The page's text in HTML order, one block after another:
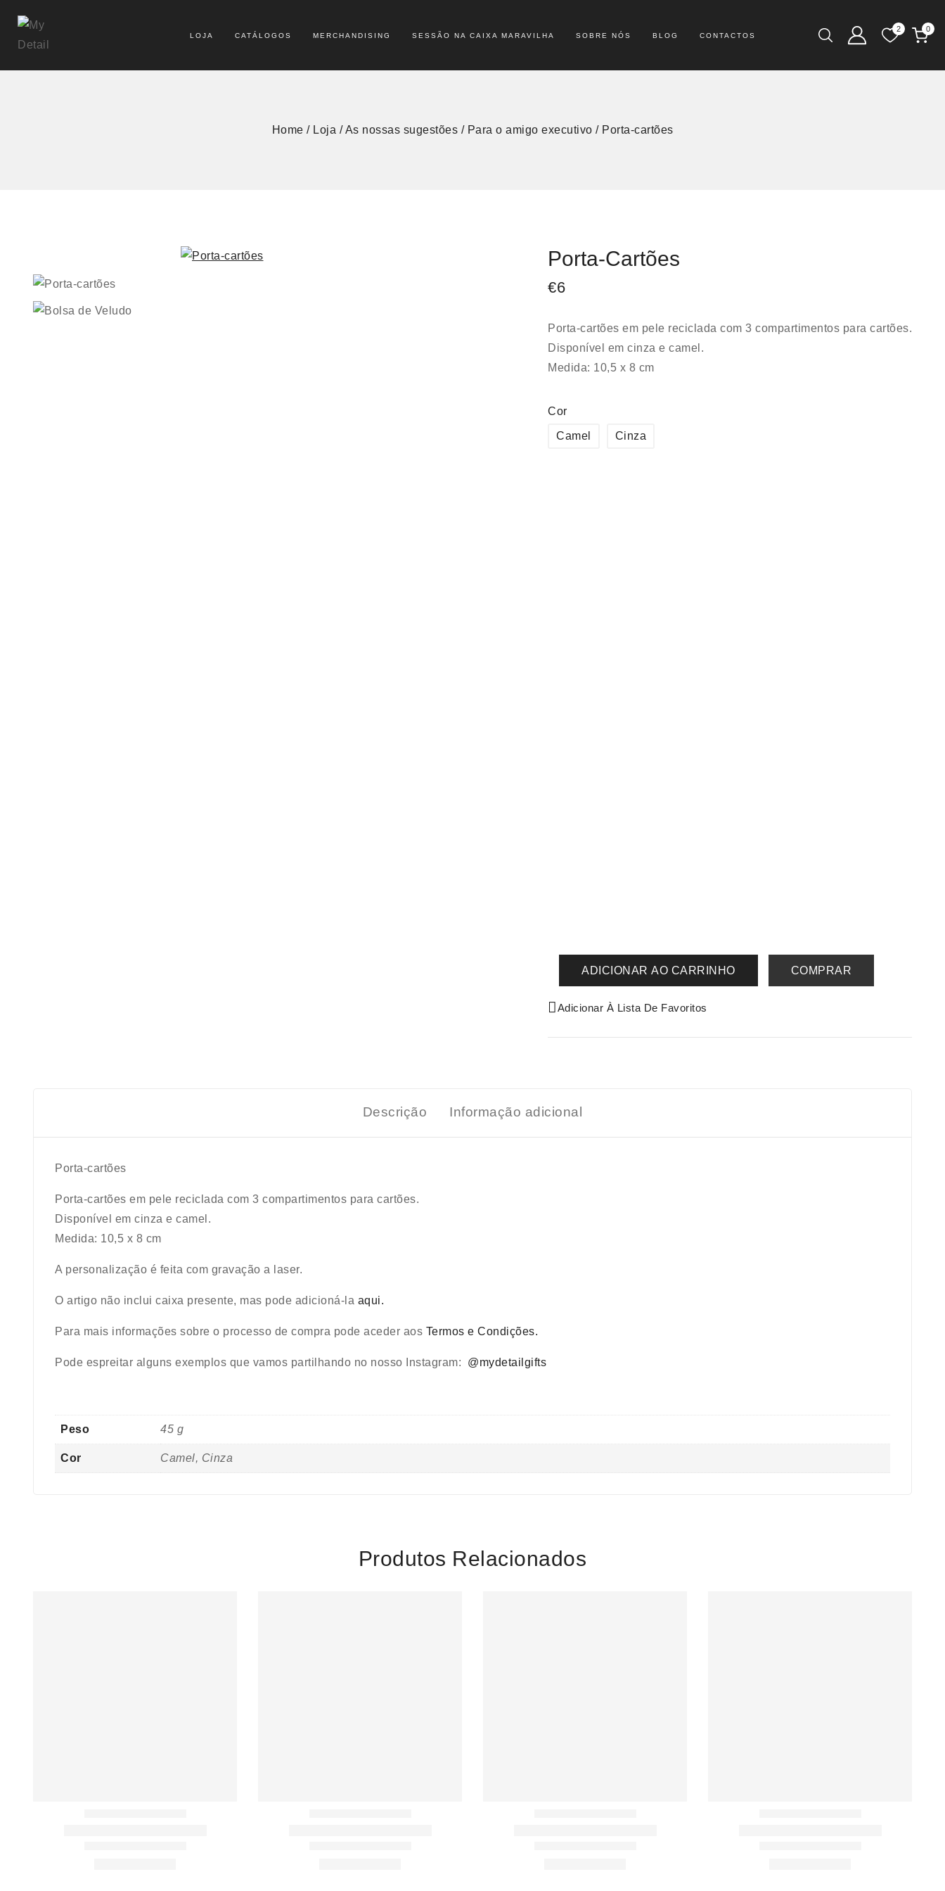
LOJA CATÁLOGOS MERCHANDISING SESSÃO NA CAIXA MARAVILHA SOBRE NÓS BLOG CONTACTOS
2 0
Home / Loja / As nossas sugestões / Para o amigo executivo / Porta-cartões
Porta-Cartões
€6
Porta-cartões em pele reciclada com 3 compartimentos para cartões.
Disponível em cinza e camel.
Medida: 10,5 x 8 cm
Cor
Camel Cinza
ADICIONAR AO CARRINHO COMPRAR
Adicionar À Lista De Favoritos
Descrição Informação adicional
Porta-cartões
Porta-cartões em pele reciclada com 3 compartimentos para cartões.
Disponível em cinza e camel.
Medida: 10,5 x 8 cm
A personalização é feita com gravação a laser.
O artigo não inclui caixa presente, mas pode adicioná-la aqui.
Para mais informações sobre o processo de compra pode aceder aos Termos e Condições.
Pode espreitar alguns exemplos que vamos partilhando no nosso Instagram: @mydetailgifts
Peso 45 g
Cor Camel, Cinza
Produtos Relacionados